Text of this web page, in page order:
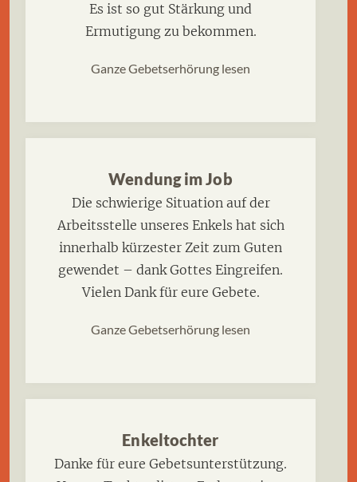
Es ist so gut Stärkung und
Ermutigung zu bekommen.
Ganze Gebetserhörung lesen
Wendung im Job
Die schwierige Situation auf der
Arbeitsstelle unseres Enkels hat sich
innerhalb kürzester Zeit zum Guten
gewendet – dank Gottes Eingreifen.
Vielen Dank für eure Gebete.
Ganze Gebetserhörung lesen
Enkeltochter
Danke für eure Gebetsunterstützung.